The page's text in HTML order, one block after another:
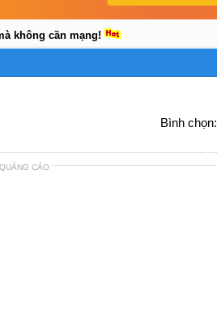
không cần mạng!
Bình chọn:
QUẢNG CÁO